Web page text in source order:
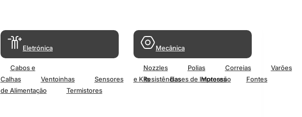
Eletrónica
Cabos e
Calhas
Ventoinhas Sensores Resistências Motores
Fontes
de Alimentação
Termistores
Mecânica
Nozzles Polias Correias
Varões
e Kits
Bases de Impressão